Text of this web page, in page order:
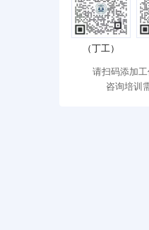
（丁工）
请扫码添加
咨询培训